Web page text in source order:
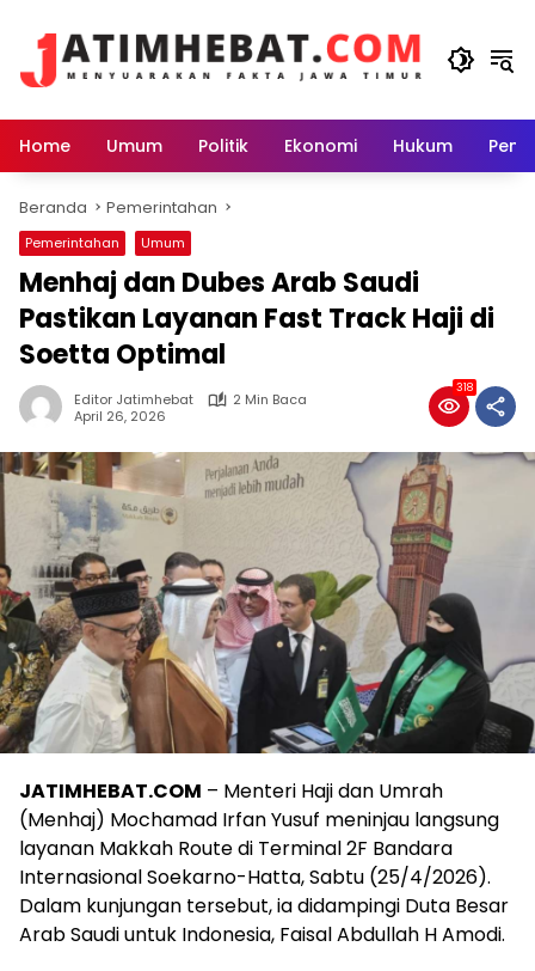
Home Umum Politik Ekonomi Hukum
Beranda Pemerintahan
Pemerintahan Umum
Menhaj dan Dubes Arab Saudi
Pastikan Layanan Fast Track Haji di
Soetta Optimal
Editor Jatimhebat
2 Min Baca
April 26, 2026
318
JATIMHEBAT.COM – Menteri Haji dan Umrah
(Menhaj) Mochamad Irfan Yusuf meninjau langsung
layanan Makkah Route di Terminal 2F Bandara
Internasional Soekarno-Hatta, Sabtu (25/4/2026).
Dalam kunjungan tersebut, ia didampingi Duta Besar
Arab Saudi untuk Indonesia, Faisal Abdullah H Amodi.